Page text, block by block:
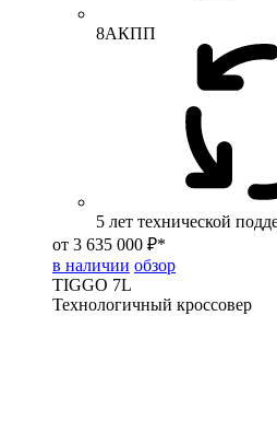
8АКПП
5 лет технической
от 3 635 000 ₽*
в наличии обзор
TIGGO 7L
Технологичный кроссовер